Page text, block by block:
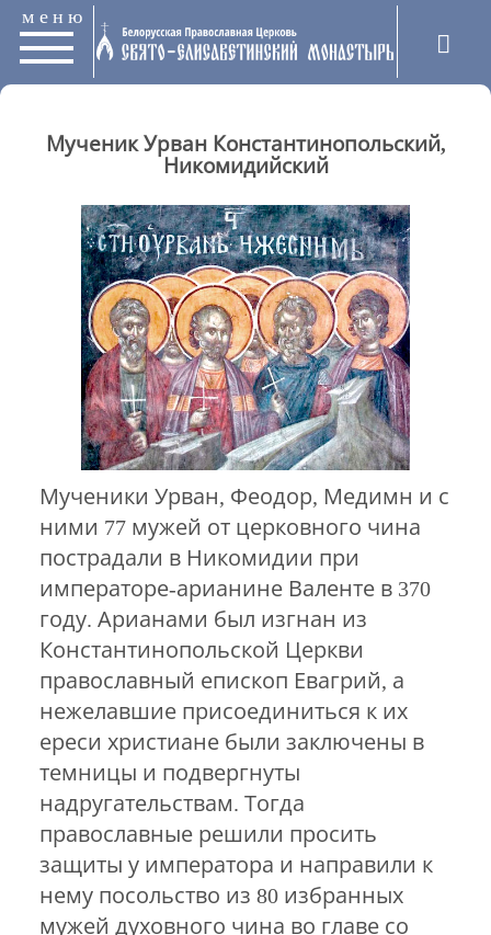
меню
Мученик Урван Константинопольский,
Никомидийский
Мученики Урван, Феодор, Медимн и с
ними 77 мужей от церковного чина
пострадали в Никомидии при
императоре-арианине Валенте в 370
году. Арианами был изгнан из
Константинопольской Церкви
православный епископ Евагрий, а
нежелавшие присоединиться к их
ереси христиане были заключены в
темницы и подвергнуты
надругательствам. Тогда
православные решили просить
защиты у императора и направили к
нему посольство из 80 избранных
мужей духовного чина во главе со